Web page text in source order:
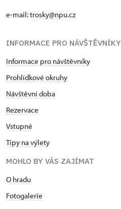
e-mail:trosky@npu.cz
INFORMACE PRO NÁVŠTĚVNÍKY
Informace pro návštěvníky
Prohlídkové okruhy
Návštěvní doba
Rezervace
Vstupné
Tipy na výlety
MOHLO BY VÁS ZAJÍMAT
O hradu
Fotogalerie